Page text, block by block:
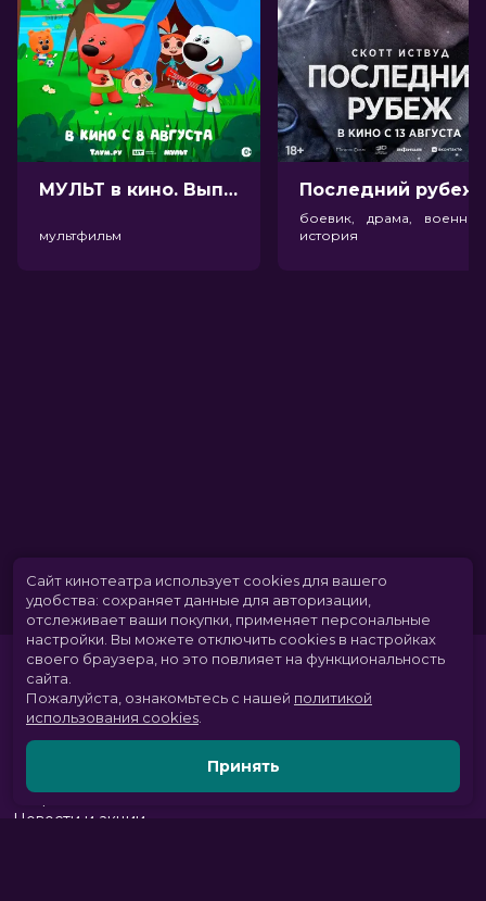
МУЛЬТ в кино. Выпуск №198. Некогда скучать (0+)
мультфильм
боевик, драма,
история
Скоро в кино
Новости и акции
Сайт кинотеатра использует cookies для вашего
удобства: сохраняет данные для авторизации,
отслеживает ваши покупки, применяет персональные
настройки. Вы можете отключить cookies в настройках
своего браузера, но это повлияет на функциональность
сайта.
Пожалуйста, ознакомьтесь с нашей политикой
использования cookies
Принять